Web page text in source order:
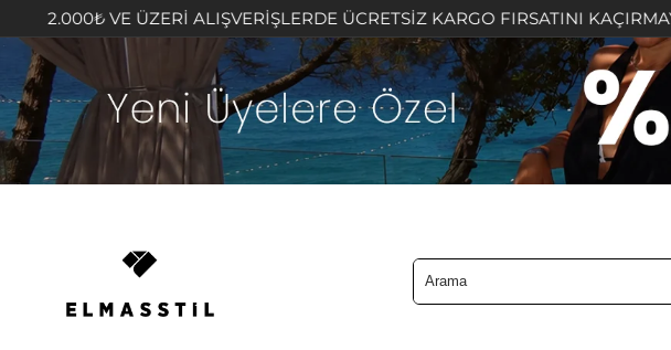
ÜZERİ ALIŞVERİŞLERDE ÜCRETSİZ KARGO FIRSATINI KAÇIRMAYIN! 🤍